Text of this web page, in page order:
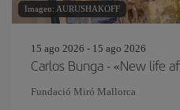
Imagen: AURUSHAKOFF
15 ago 2026 - 15 ago 2026
Carlos Bunga - «New life
Fundació Miró Mallorca